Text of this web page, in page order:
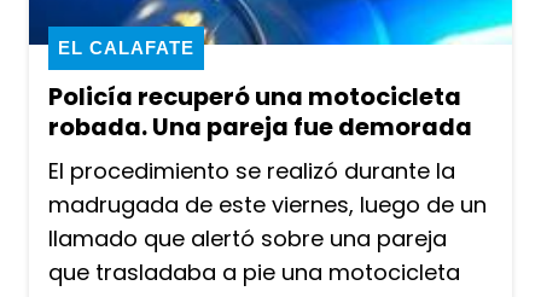
Policía recuperó una motocicleta
robada. Una pareja fue demorada
EL CALAFATE
El procedimiento se realizó durante la
madrugada de este viernes, luego de un
llamado que alertó sobre una pareja
que trasladaba a pie una motocicleta